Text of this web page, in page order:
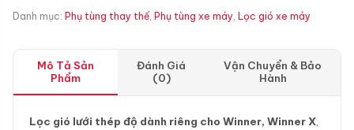
Danh mục: Phụ tùng thay thế, Phụ tùng xe máy, Lọc gió xe máy
Mô Tả Sản
Phẩm
Đánh Giá
(0)
Vận Chuyển & Bảo
Hành
Lọc gió lưới thép độ dành riêng cho Winner, Winner X,